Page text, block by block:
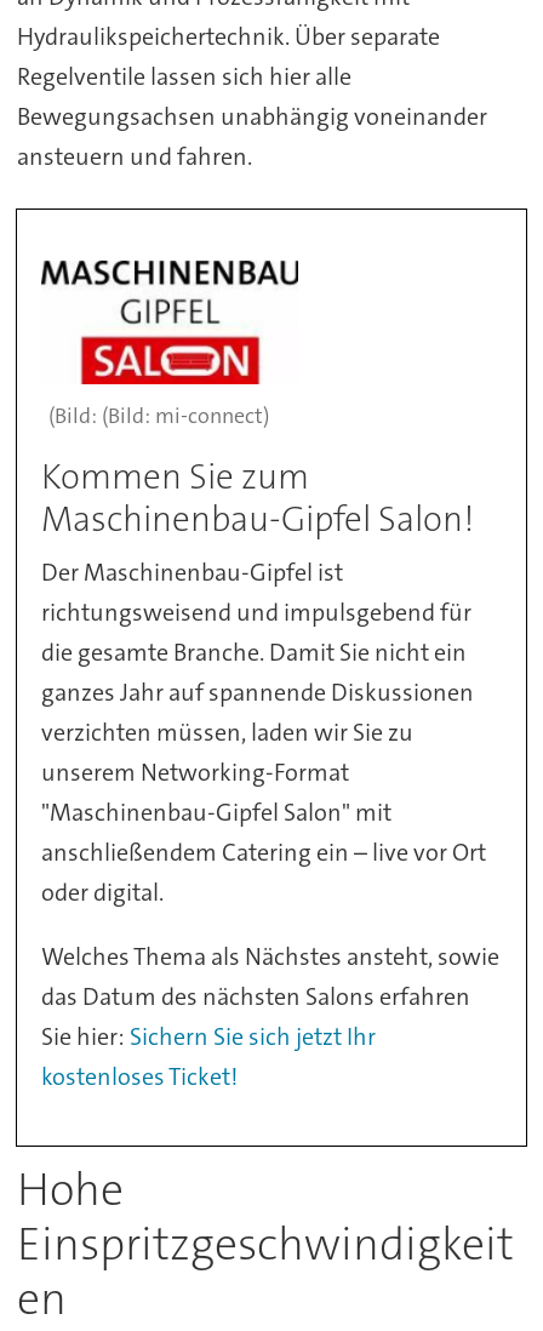
Hydraulikspeichertechnik. Über separate
Regelventile lassen sich hier alle
Bewegungsachsen unabhängig voneinander
ansteuern und fahren.
(Bild: mi-connect)
Kommen Sie zum
Maschinenbau-Gipfel Salon!
Der Maschinenbau-Gipfel ist
richtungsweisend und impulsgebend für
die gesamte Branche. Damit Sie nicht ein
ganzes Jahr auf spannende Diskussionen
verzichten müssen, laden wir Sie zu
unserem Networking-Format
"Maschinenbau-Gipfel Salon" mit
anschließendem Catering ein – live vor Ort
oder digital.
Welches Thema als Nächstes ansteht, sowie
das Datum des nächsten Salons erfahren
Sie hier: Sichern Sie sich jetzt Ihr
kostenloses Ticket!
Hohe
Einspritzgeschwindigkeit
en